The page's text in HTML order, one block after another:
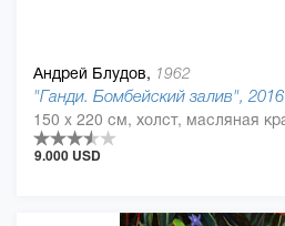
Андрей Блудов, 1962
"Ганди. Бомбейский залив", 2016
9.000 USD